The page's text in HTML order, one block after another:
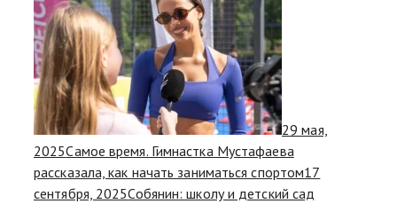
29 мая,
2025Самое время. Гимнастка Мустафаева
рассказала, как начать заниматься спортом17
сентября, 2025Собянин: школу и детский сад